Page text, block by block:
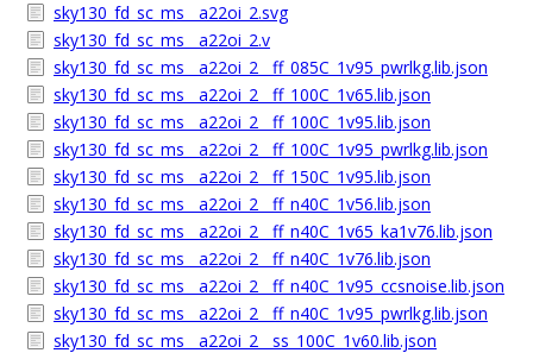
sky130_fd_sc_ms__a22oi_2.svg
sky130_fd_sc_ms__a22oi_2.v
sky130_fd_sc_ms__a22oi_2__ff_085C_1v95_pwrlkg.lib.json
sky130_fd_sc_ms__a22oi_2__ff_100C_1v65.lib.json
sky130_fd_sc_ms__a22oi_2__ff_100C_1v95.lib.json
sky130_fd_sc_ms__a22oi_2__ff_100C_1v95_pwrlkg.lib.json
sky130_fd_sc_ms__a22oi_2__ff_150C_1v95.lib.json
sky130_fd_sc_ms__a22oi_2__ff_n40C_1v56.lib.json
sky130_fd_sc_ms__a22oi_2__ff_n40C_1v65_ka1v76.lib.json
sky130_fd_sc_ms__a22oi_2__ff_n40C_1v76.lib.json
sky130_fd_sc_ms__a22oi_2__ff_n40C_1v95_ccsnoise.lib.json
sky130_fd_sc_ms__a22oi_2__ff_n40C_1v95_pwrlkg.lib.json
sky130_fd_sc_ms__a22oi_2__ss_100C_1v60.lib.json